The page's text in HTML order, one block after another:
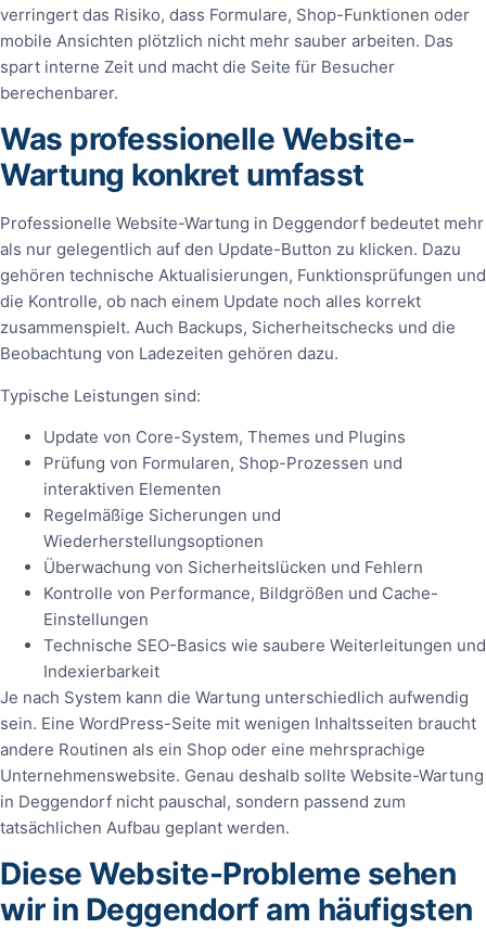
verringert das Risiko, dass Formulare, Shop-Funktionen oder
mobile Ansichten plötzlich nicht mehr sauber arbeiten. Das
spart interne Zeit und macht die Seite für Besucher
berechenbarer.
Was professionelle Website-
Wartung konkret umfasst
Professionelle Website-Wartung in Deggendorf bedeutet mehr
als nur gelegentlich auf den Update-Button zu klicken. Dazu
gehören technische Aktualisierungen, Funktionsprüfungen und
die Kontrolle, ob nach einem Update noch alles korrekt
zusammenspielt. Auch Backups, Sicherheitschecks und die
Beobachtung von Ladezeiten gehören dazu.
Typische Leistungen sind:
Update von Core-System, Themes und Plugins
Prüfung von Formularen, Shop-Prozessen und
interaktiven Elementen
Regelmäßige Sicherungen und
Wiederherstellungsoptionen
Überwachung von Sicherheitslücken und Fehlern
Kontrolle von Performance, Bildgrößen und Cache-
Einstellungen
Technische SEO-Basics wie saubere Weiterleitungen und
Indexierbarkeit
Je nach System kann die Wartung unterschiedlich aufwendig
sein. Eine WordPress-Seite mit wenigen Inhaltsseiten braucht
andere Routinen als ein Shop oder eine mehrsprachige
Unternehmenswebsite. Genau deshalb sollte Website-Wartung
in Deggendorf nicht pauschal, sondern passend zum
tatsächlichen Aufbau geplant werden.
Diese Website-Probleme sehen
wir in Deggendorf am häufigsten